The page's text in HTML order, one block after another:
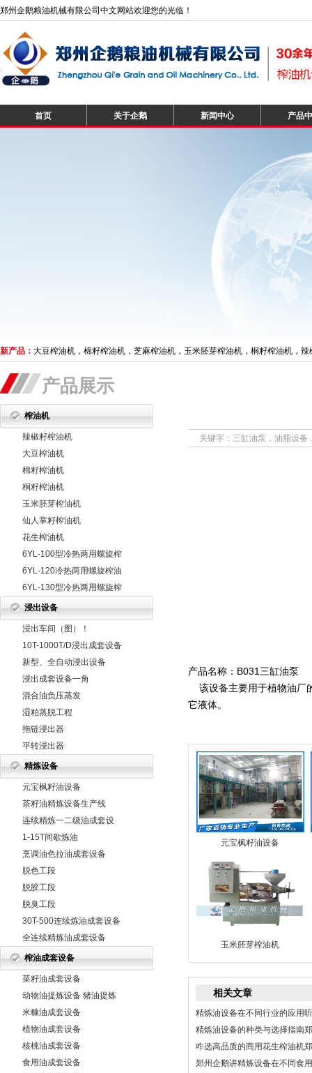
郑州企鹅粮油机械有限公司中文网站欢迎您的光临！
首页 关于企鹅 新闻中心 产品
新产品： 大豆榨油机，棉籽榨油机，芝麻榨油机，玉米胚芽榨油机，桐籽榨油机，辣
产品展示
榨油机
辣椒籽榨油机
大豆榨油机
棉籽榨油机
桐籽榨油机
玉米胚芽榨油机
仙人掌籽榨油机
花生榨油机
6YL-100型冷热两用螺旋榨
6YL-120冷热两用螺旋榨油
6YL-130型冷热两用螺旋榨
油机
浸出设备
浸出车间（图）！
10T-1000T/D浸出成套设备
新型、全自动浸出设备
浸出成套设备一角
混合油负压蒸发
湿粕蒸脱工程
拖链浸出器
平转浸出器
精炼设备
元宝枫籽油设备
茶籽油精炼设备生产线
连续精炼一二级油成套设
1-15T间歇炼油
烹调油色拉油成套设备
脱色工段
脱胶工段
脱臭工段
30T-500连续炼油成套设备
全连续精炼油成套设备
榨油成套设备
菜籽油成套设备
动物油提炼设备 猪油提炼
设备 牛米糠油成套设备
植物油成套设备
核桃油成套设备
食用油成套设备
关键字：三缸油泵，油脂设
产品名称：B031三缸油泵
该设备主要用于植物油厂
它液体。
元宝枫籽油设备
玉米胚芽榨油机
相关文章
精炼油设备在不同行业的应用
精炼油设备的种类与选择指南
咋选高品质的商用花生榨油机
郑州企鹅讲精炼设备在不同食